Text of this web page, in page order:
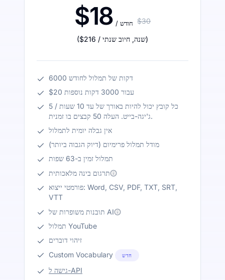
$18 / חודש $30
($216 / שנה, חיוב שנתי )
6000 דקות של תמלול לחודש
$20 עבור 3000 דקות נוספות
כל קובץ יכול להיות באורך של עד 10 שעות / 5
ג'יגה-בייט. העלה 50 קבצים בו זמנית.
אין גבלה יומית לתמלול
מודל תמלול פרימיום (דיוק הגבוה ביותר)
תמלול זמין ב-63 שפות
תרגום בינה מלאכותית
פורמטי ייצוא: Word, CSV, PDF, TXT, SRT,
VTT
תובנות משופרות של AI
תמלול YouTube
זיהוי דוברים
Custom Vocabulary
חדש
גישה ל-API